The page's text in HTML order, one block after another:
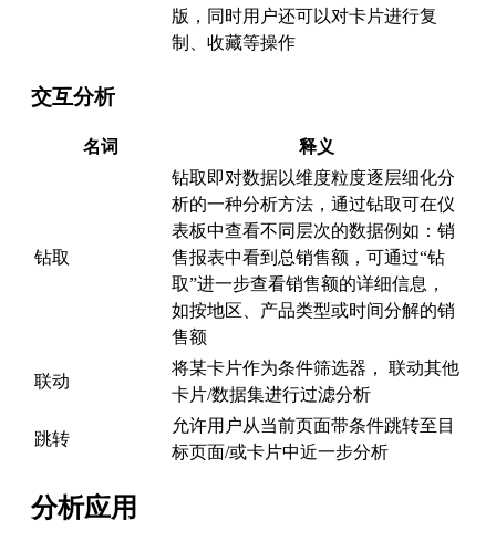
版，同时用户还可以对卡片进行复
制、收藏等操作
交互分析
名词 释义
钻取
钻取即对数据以维度粒度逐层细化分
析的一种分析方法，通过钻取可在仪
表板中查看不同层次的数据例如：销
售报表中看到总销售额，可通过“钻
取”进一步查看销售额的详细信息，
如按地区、产品类型或时间分解的销
售额
联动
将某卡片作为条件筛选器， 联动其他
卡片/数据集进行过滤分析
跳转
允许用户从当前页面带条件跳转至目
标页面/或卡片中近一步分析
分析应用